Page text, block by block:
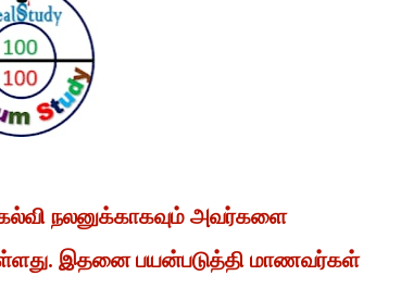
நலனுக்காகவும் அவர்களை
இதனை பயன்படுத்தி மாணவர்கள்